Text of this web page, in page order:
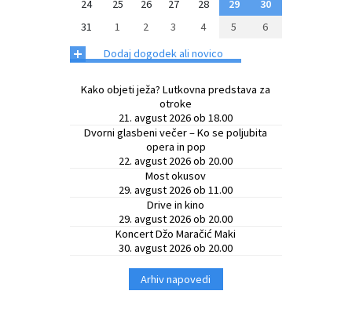
24
25 26 27 28 29
30
31
1 2 3 4 5 6
+ Dodaj dogodek ali novico
Kako objeti ježa? Lutkovna predstava za
otroke
21. avgust 2026 ob 18.00
Dvorni glasbeni večer – Ko se poljubita
opera in pop
22. avgust 2026 ob 20.00
Most okusov
29. avgust 2026 ob 11.00
Drive in kino
29. avgust 2026 ob 20.00
Koncert Džo Maračić Maki
30. avgust 2026 ob 20.00
Arhiv napovedi